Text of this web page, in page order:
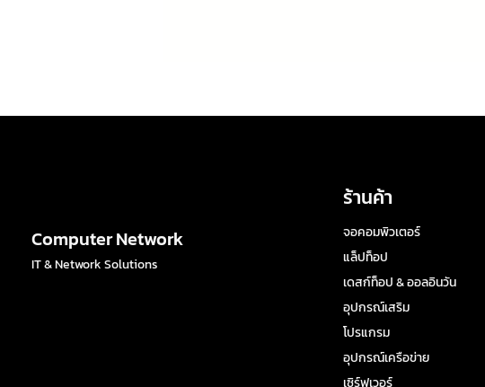
IT & Network Solutions
Computer Network
ร้านค้า
จอคอมพิวเตอร์
แล็ปท็อป
เดสก์ท็อป & ออลอินวัน
อุปกรณ์เสริม
โปรแกรม
อุปกรณ์เครือข่าย